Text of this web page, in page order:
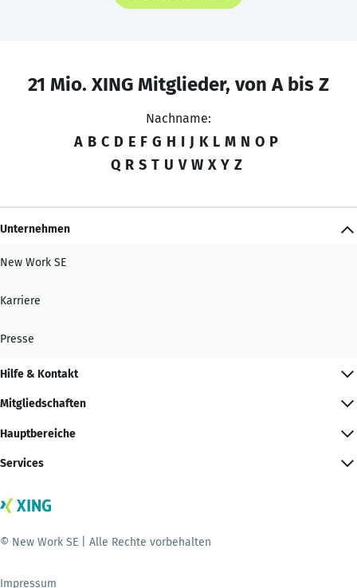
21 Mio. XING Mitglieder, von A bis Z
Nachname:
A B C D E F G H I J K L M N O P
Q R S T U V W X Y Z
Unternehmen
New Work SE
Karriere
Presse
Hilfe & Kontakt
Mitgliedschaften
Hauptbereiche
Services
© New Work SE | Alle Rechte vorbehalten
Impressum